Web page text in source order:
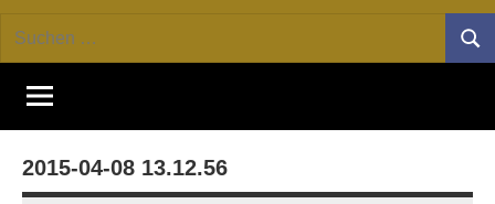
GEDICHT
blog
Forum
von
DAS
Lyrik,
Suchen
2015-04-08 13.12.56